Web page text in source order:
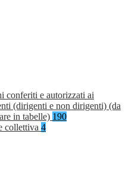
conferiti e autorizzati ai
(dirigenti e non dirigenti) (da
in tabelle) 190
collettiva 4